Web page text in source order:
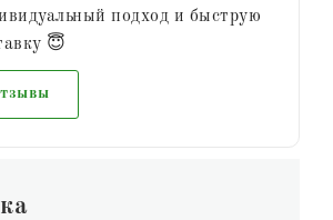
подход и быструю
😇